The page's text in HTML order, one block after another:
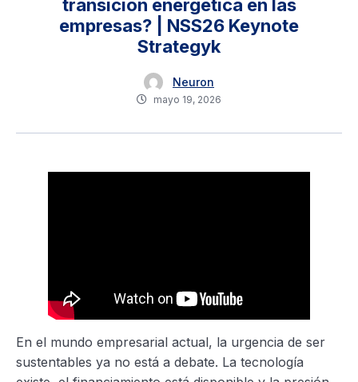
transición energética en las
empresas? | NSS26 Keynote
Strategyk
Neuron
mayo 19, 2026
En el mundo empresarial actual, la urgencia de ser
sustentables ya no está a debate. La tecnología